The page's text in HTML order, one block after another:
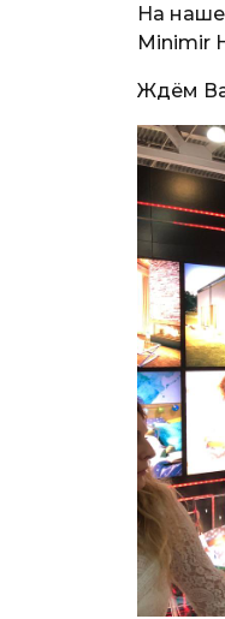
На
Minimir
Ждём